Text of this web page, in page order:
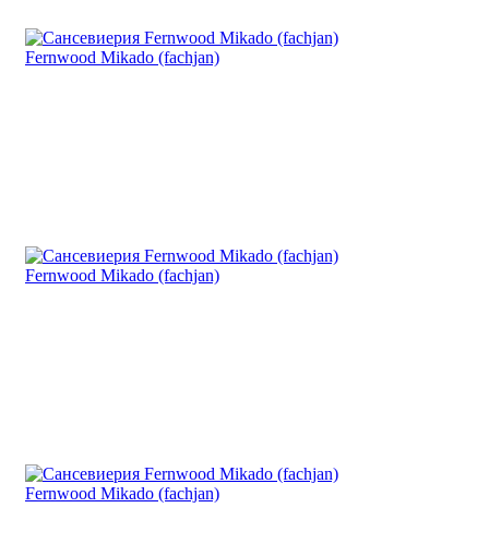
Fernwood Mikado (fachjan)
Fernwood Mikado (fachjan)
Fernwood Mikado (fachjan)